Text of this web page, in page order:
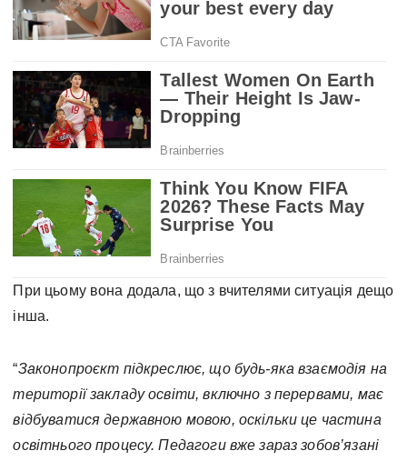
При цьому вона додала, що з вчителями ситуація дещо
інша.
“Законопроєкт підкреслює, що будь-яка взаємодія на
території закладу освіти, включно з перервами, має
відбуватися державною мовою, оскільки це частина
освітнього процесу. Педагоги вже зараз зобов’язані